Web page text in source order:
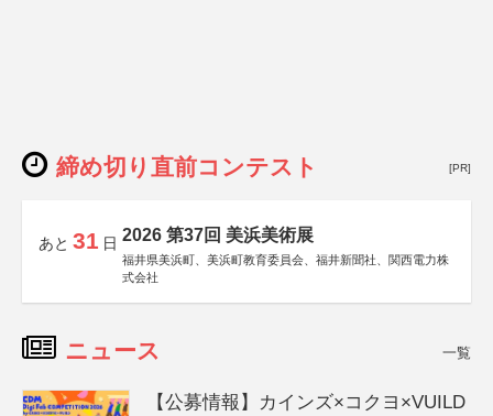
締め切り直前コンテスト [PR]
あと 31 日 2026 第37回 美浜美術展
福井県美浜町、美浜町教育委員会、福井新聞社、関西電力株
式会社
ニュース 一覧
【公募情報】カインズ×コクヨ×VUILD